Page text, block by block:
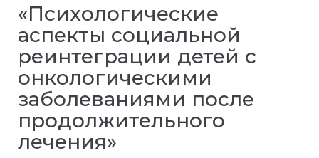
«Психологические
аспекты социальной
реинтеграции детей с
онкологическими
заболеваниями после
продолжительного
лечения»